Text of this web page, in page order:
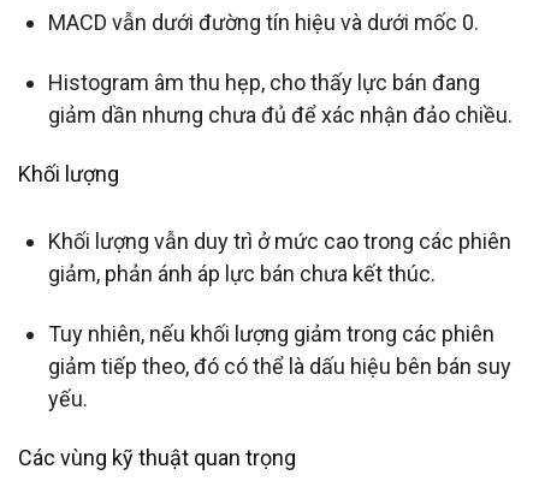
MACD vẫn dưới đường tín hiệu và dưới mốc 0.
Histogram âm thu hẹp, cho thấy lực bán đang
giảm dần nhưng chưa đủ để xác nhận đảo chiều.
Khối lượng
Khối lượng vẫn duy trì ở mức cao trong các phiên
giảm, phản ánh áp lực bán chưa kết thúc.
Tuy nhiên, nếu khối lượng giảm trong các phiên
giảm tiếp theo, đó có thể là dấu hiệu bên bán suy
yếu.
Các vùng kỹ thuật quan trọng